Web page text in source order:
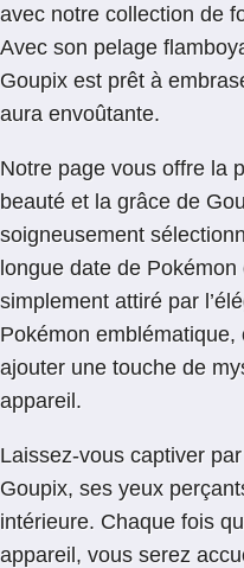
avec notre collection de
Avec son pelage
Goupix est prêt à
aura envoûtante.
Notre page vous offre la
beauté et la grâce de
soigneusement
longue date de
simplement attiré par
Pokémon emblématique,
ajouter une touche de
appareil.
Laissez-vous captiver
Goupix, ses yeux
intérieure. Chaque fois
appareil, vous serez